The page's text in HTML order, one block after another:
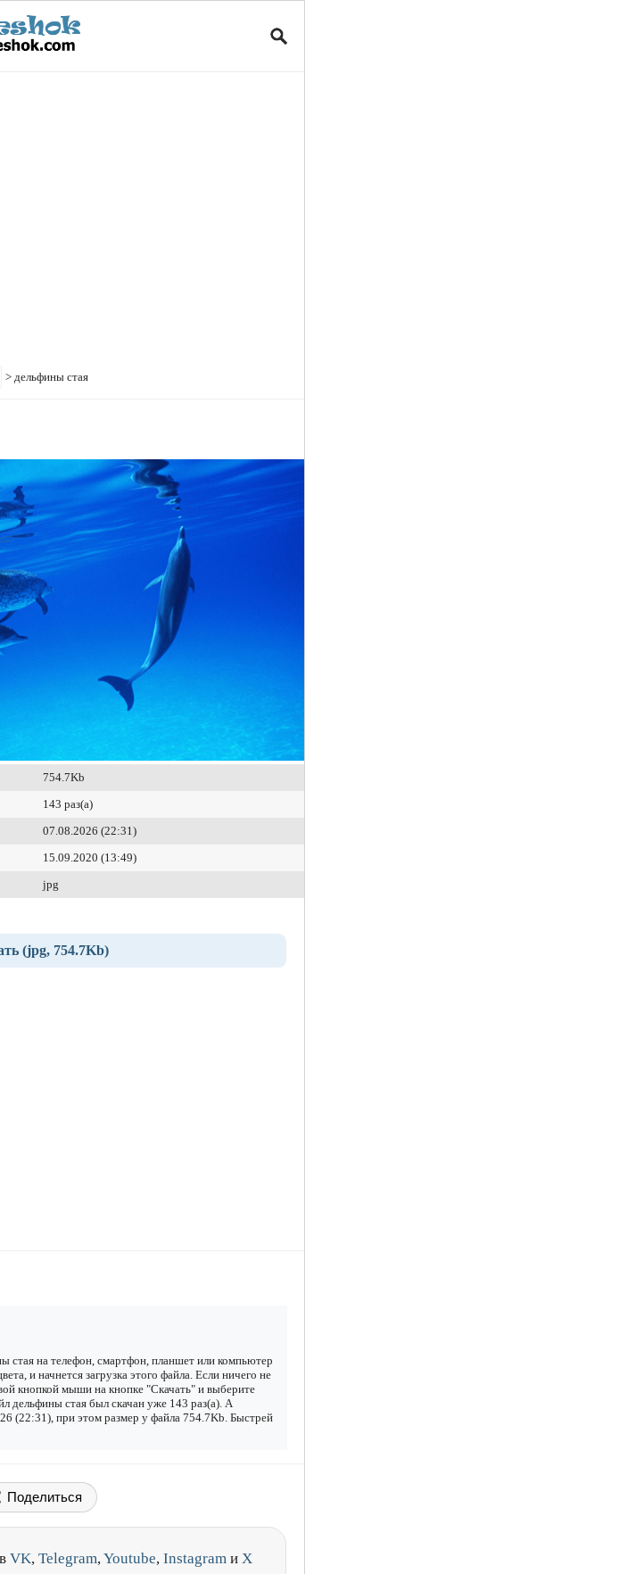
> дельфины стая
754.7Kb
143 раз(а)
07.08.2026 (22:31)
15.09.2020 (13:49)
jpg
(jpg, 754.7Kb)
стая на телефон, смартфон, планшет или компьютер
и начнется загрузка этого файла. Если ничего не
кнопкой мыши на кнопке "Скачать" и выберите
дельфины стая был скачан уже 143 раз(а). А
(22:31), при этом размер у файла 754.7Kb. Быстрей
Поделиться
VK, Telegram,Youtube, Instagram и X